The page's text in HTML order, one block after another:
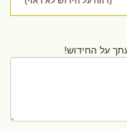
על החידוש!